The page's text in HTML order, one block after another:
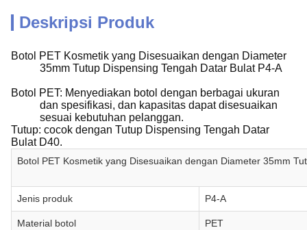
Deskripsi Produk
Botol PET Kosmetik yang Disesuaikan dengan Diameter
35mm Tutup Dispensing Tengah Datar Bulat P4-A
Botol PET: Menyediakan botol dengan berbagai ukuran
dan spesifikasi, dan kapasitas dapat disesuaikan
sesuai kebutuhan pelanggan.
Tutup: cocok dengan Tutup Dispensing Tengah Datar
Bulat D40.
Botol PET Kosmetik yang Disesuaikan dengan Diameter 35mm
Jenis produk P4-A
Material botol PET